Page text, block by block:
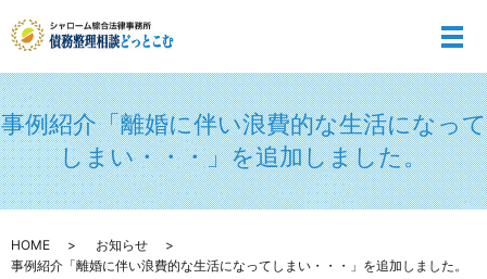
メ
事例紹介「離婚に伴い浪費的な生活になって
しまい・・・」を追加しました。
HOME
お知らせ
事例紹介「離婚に伴い浪費的な生活になってしまい・・・」を追加しました。